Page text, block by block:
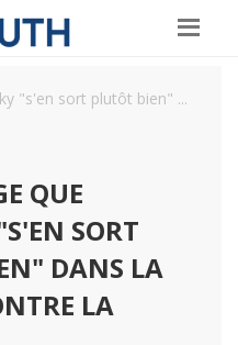
"s'en sort plutôt bien" ...
QUE
SORT
DANS LA
LA